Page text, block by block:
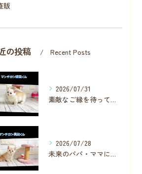
販
の投稿 Recent Posts
2026/07/31
素敵なご縁を待っている子が数名います✨
2026/07/28
未来のパパ・ママに見つかりますように❣️